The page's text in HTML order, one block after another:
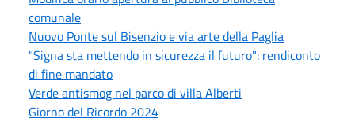
comunale
Nuovo Ponte sul Bisenzio e via arte della Paglia
"Signa sta mettendo in sicurezza il futuro": rendiconto
di fine mandato
Verde antismog nel parco di villa Alberti
Giorno del Ricordo 2024